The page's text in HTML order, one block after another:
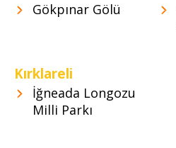
Gökpınar Gölü
Kırklareli
İğneada Longozu
Milli Parkı